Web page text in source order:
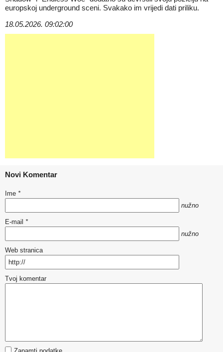
europskoj underground sceni. Svakako im vrijedi dati priliku.
18.05.2026. 09:02:00
Novi Komentar
Ime *
nužno
E-mail *
nužno
Web stranica
Tvoj komentar